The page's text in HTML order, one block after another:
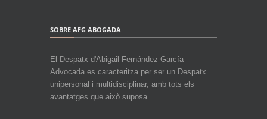
SOBRE AFG ABOGADA
El Despatx d'Abigail Fernández García
Advocada es caracteritza per ser un Despatx
unipersonal i multidisciplinar, amb tots els
avantatges que això suposa.